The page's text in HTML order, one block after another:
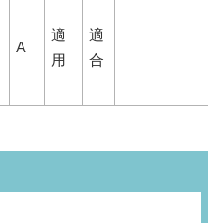
A
適
用
適
合